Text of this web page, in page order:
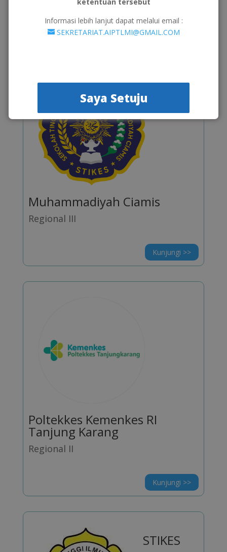
Kunjungi >>
STIKES
Muhammadiyah Ciamis
Regional III
Kunjungi >>
Poltekkes Kemenkes RI
Tanjung Karang
Regional II
Kunjungi >>
STIKES
Informasi lebih lanjut dapat melalui email :
SEKRETARIAT.AIPTLMI@GMAIL.COM
Saya Setuju